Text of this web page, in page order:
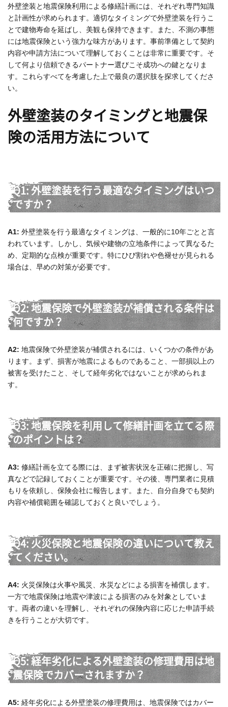
外壁塗装と地震保険利用による修繕計画には、それぞれ専門知識
と計画性が求められます。適切なタイミングで外壁塗装を行うこ
とで建物寿命を延ばし、美観も保持できます。また、不測の事態
には地震保険という強力な味方があります。事前準備として契約
内容や申請方法について理解しておくことは非常に重要です。そ
して何より信頼できるパートナー選びこそ成功への鍵となりま
す。これらすべてを考慮した上で最良の選択肢を探求してくださ
い。
外壁塗装のタイミングと地震保
険の活用方法について
Q1: 外壁塗装を行う最適なタイミングはいつ
ですか？
A1: 外壁塗装を行う最適なタイミングは、一般的に10年ごとと言
われています。しかし、気候や建物の立地条件によって異なるた
め、定期的な点検が重要です。特にひび割れや色褪せが見られる
場合は、早めの対策が必要です。
Q2: 地震保険で外壁塗装が補償される条件は
何ですか？
A2: 地震保険で外壁塗装が補償されるには、いくつかの条件があ
ります。まず、損害が地震によるものであること、一部損以上の
被害を受けたこと、そして経年劣化ではないことが求められま
す。
Q3: 地震保険を利用して修繕計画を立てる際
のポイントは？
A3: 修繕計画を立てる際には、まず被害状況を正確に把握し、写
真などで記録しておくことが重要です。その後、専門業者に見積
もりを依頼し、保険会社に報告します。また、自分自身でも契約
内容や補償範囲を確認しておくと良いでしょう。
Q4: 火災保険と地震保険の違いについて教え
てください。
A4: 火災保険は火事や風災、水災などによる損害を補償します。
一方で地震保険は地震や津波による損害のみを対象としていま
す。両者の違いを理解し、それぞれの保険内容に応じた申請手続
きを行うことが大切です。
Q5: 経年劣化による外壁塗装の修理費用は地
震保険でカバーされますか？
A5: 経年劣化による外壁塗装の修理費用は、地震保険ではカバー